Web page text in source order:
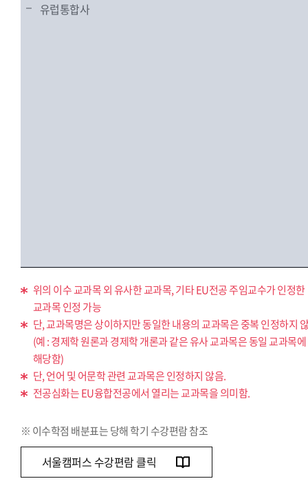
유럽통합사
위의 이수 교과목 외 유사한 교과목, 기타 EU전공 주임교수가 인정한
교과목 인정 가능
단, 교과목명은 상이하지만 동일한 내용의 교과목은 중복 인정하지
(예 : 경제학 원론과 경제학 개론과 같은 유사 교과목은 동일 교과목에
해당함)
단, 언어 및 어문학 관련 교과목은 인정하지 않음.
전공심화는 EU융합전공에서 열리는 교과목을 의미함.
※ 이수학점 배분표는 당해 학기 수강편람 참조
서울캠퍼스 수강편람 클릭